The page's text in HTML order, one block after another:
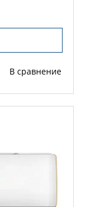
В сравнение